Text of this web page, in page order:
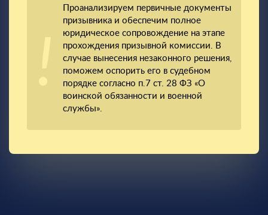
Проанализируем первичные документы
призывника и обеспечим полное
юридическое сопровождение на этапе
прохождения призывной комиссии. В
случае вынесения незаконного решения,
поможем оспорить его в судебном
порядке согласно п.7 ст. 28 ФЗ «О
воинской обязанности и военной
службы».